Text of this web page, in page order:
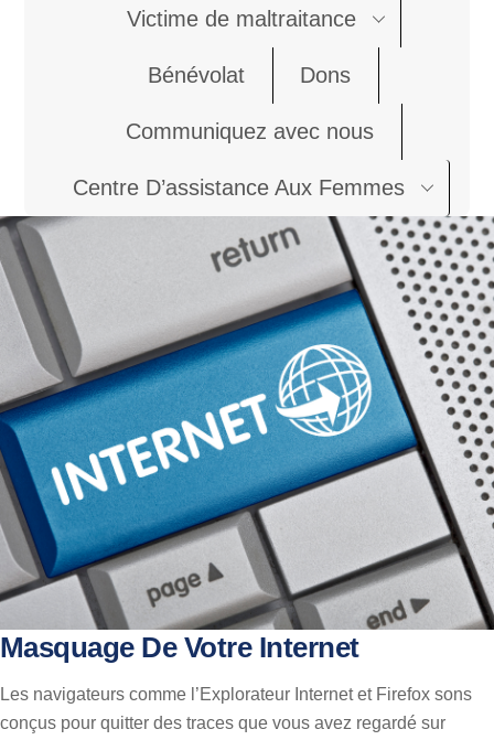
Victime de maltraitance
Bénévolat Dons
Communiquez avec nous
Centre D’assistance Aux Femmes
Masquage De Votre Internet
Les navigateurs comme l’Explorateur Internet et Firefox sons
conçus pour quitter des traces que vous avez regardé sur